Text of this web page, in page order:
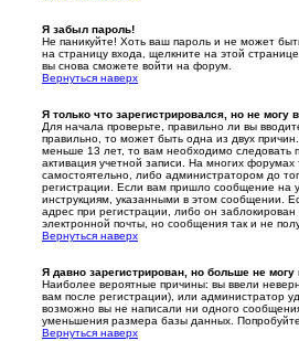
Я забыл пароль!
Не паникуйте! Хоть ваш пароль и не может
на страницу входа, щелкните на этой
вы снова сможете войти на форум.
Вернуться наверх
Я только что зарегистрировался, но не могу
Для начала проверьте, правильно ли вы
правильно, то может быть одна из двух
меньше 13 лет, то вам необходимо следовать
активация учетной записи. На многих
самостоятельно, либо администратором до
регистрации. Если вам пришло сообщение на
инструкциям, указанными в этом сообщении.
адрес при регистрации, либо он
электронной почты, но сообщения так и не
Вернуться наверх
Я давно зарегистрирован, но больше не могу
Наиболее вероятные причины: вы ввели
вам после регистрации), или администратор
возможно вы не написали ни одного
уменьшения размера базы данных. Попробуйте
Вернуться наверх